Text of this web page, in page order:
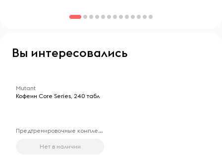
атлетов и любителей фитнеса.
Вы интересовались
Mutant
Кофеин Core Series, 240 табл
Предтренировочные комплексы
Нет в наличии